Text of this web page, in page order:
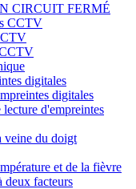
CIRCUIT FERMÉ
CCTV
digitales
digitales
d'empreintes
veine du doigt
et de la fièvre
deux facteurs